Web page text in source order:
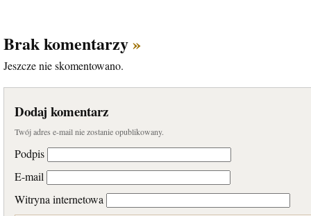
Brak komentarzy»
Jeszcze nie skomentowano.
Dodaj komentarz
Twój adres e-mail nie zostanie opublikowany.
Podpis
E-mail
Witryna internetowa